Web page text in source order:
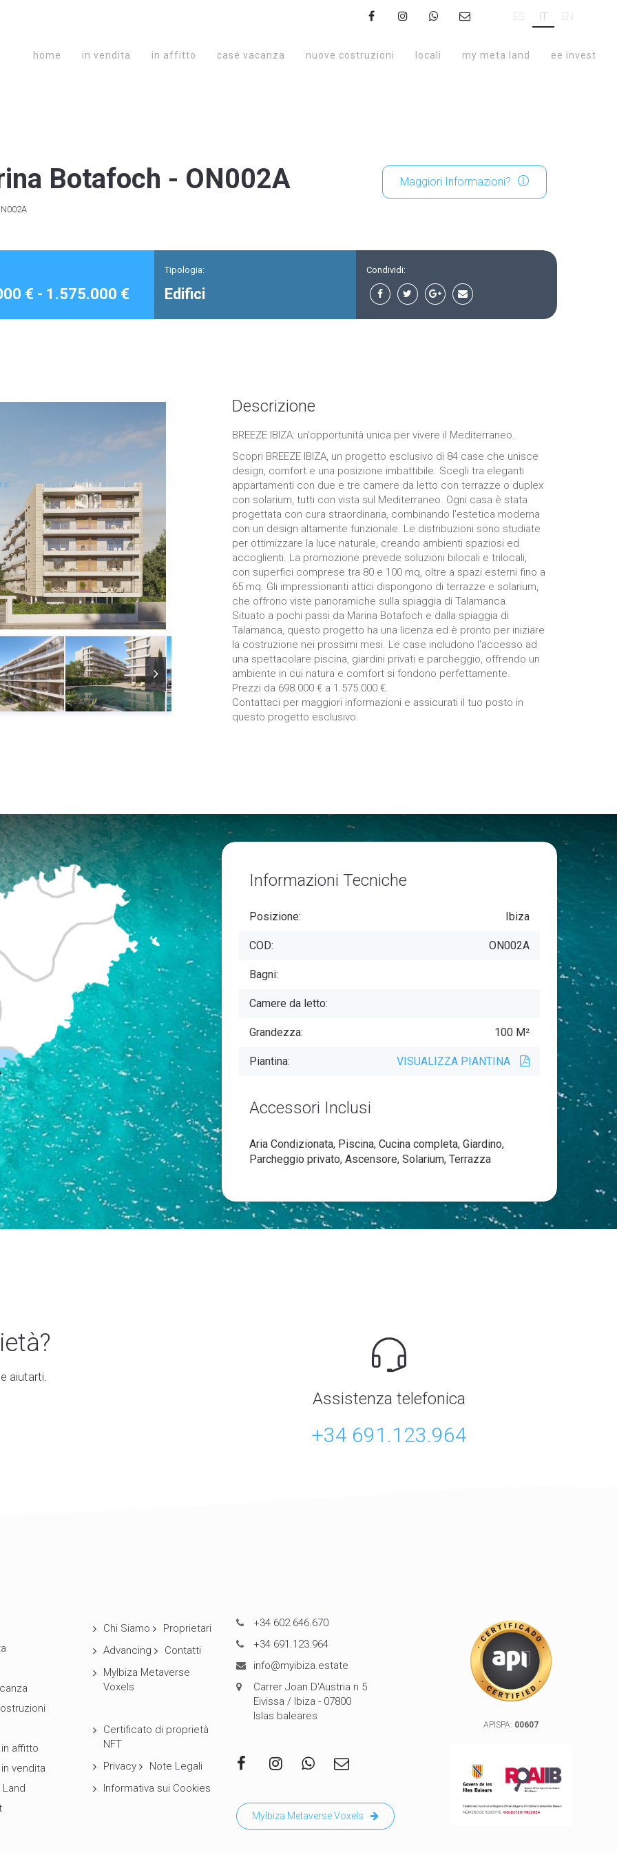
ES IT EN
home in vendita in affitto case vacanza nuove costruzioni locali my meta land ee invest
Botafoch - ON002A Maggiori Informazioni?
€ - 1.575.000 €
Tipologia:
Edifici
Condividi:
Descrizione
BREEZE IBIZA: un'opportunità unica per vivere il Mediterraneo.
Scopri BREEZE IBIZA, un progetto esclusivo di 84 case che unisce
design, comfort e una posizione imbattibile. Scegli tra eleganti
appartamenti con due e tre camere da letto con terrazze o duplex
con solarium, tutti con vista sul Mediterraneo. Ogni casa è stata
progettata con cura straordinaria, combinando l'estetica moderna
con un design altamente funzionale. Le distribuzioni sono studiate
per ottimizzare la luce naturale, creando ambienti spaziosi ed
accoglienti. La promozione prevede soluzioni bilocali e trilocali,
con superfici comprese tra 80 e 100 mq, oltre a spazi esterni fino a
65 mq. Gli impressionanti attici dispongono di terrazze e solarium,
che offrono viste panoramiche sulla spiaggia di Talamanca.
Situato a pochi passi da Marina Botafoch e dalla spiaggia di
Talamanca, questo progetto ha una licenza ed è pronto per iniziare
la costruzione nei prossimi mesi. Le case includono l'accesso ad
una spettacolare piscina, giardini privati e parcheggio, offrendo un
ambiente in cui natura e comfort si fondono perfettamente.
Prezzi da 698.000 € a 1.575.000 €.
Contattaci per maggiori informazioni e assicurati il tuo posto in
questo progetto esclusivo.
Informazioni Tecniche
Posizione: Ibiza
COD: ON002A
Bagni:
Camere da letto:
Grandezza: 100 M²
Piantina: VISUALIZZA PIANTINA
Accessori Inclusi
Aria Condizionata, Piscina, Cucina completa, Giardino,
Parcheggio privato, Ascensore, Solarium, Terrazza
aiutarti.
Assistenza telefonica
+34 691.123.964
affitto
vendita
Chi Siamo
Proprietari
Advancing
Contatti
MyIbiza Metaverse
Voxels
Certificato di proprietà
NFT
Privacy
Note Legali
Informativa sui Cookies
+34 602.646.670
+34 691.123.964
info@myibiza.estate
Carrer Joan D'Austria n 5
Eivissa / Ibiza - 07800
Islas baleares
MyIbiza Metaverse Voxels
APISPA: 00607